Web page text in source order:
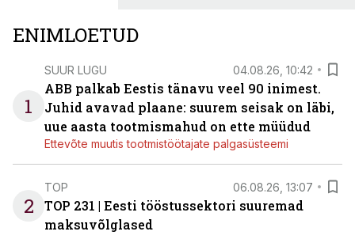
ENIMLOETUD
1
SUUR LUGU 04.08.26, 10:42
ABB palkab Eestis tänavu veel 90 inimest.
Juhid avavad plaane: suurem seisak on läbi,
uue aasta tootmismahud on ette müüdud
Ettevõte muutis tootmistöötajate palgasüsteemi
2
TOP 06.08.26, 13:07
TOP 231 | Eesti tööstussektori suuremad
maksuvõlglased